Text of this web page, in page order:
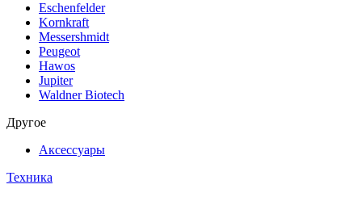
Eschenfelder
Kornkraft
Messershmidt
Peugeot
Hawos
Jupiter
Waldner Biotech
Другое
Аксессуары
Техника